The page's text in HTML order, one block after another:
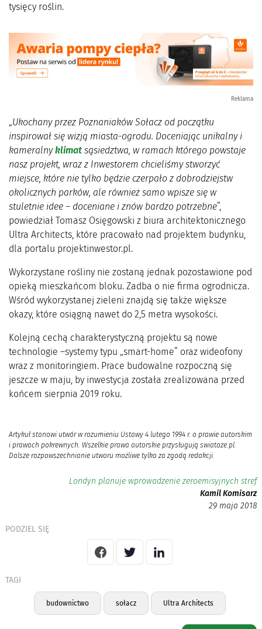
tysięcy roślin.
Reklama
„Ukochany przez Poznaniaków Sołacz od początku
inspirował się wizją miasta-ogrodu. Doceniając unikalny i
kameralnyklimat sąsiedztwa, w ramach którego powstaje
nasz projekt, wraz z Inwestorem chcieliśmy stworzyć
miejsce, które nie tylko będzie czerpało z dobrodziejstw
okolicznych parków, ale również samo wpisze się w
stuletnie idee – doceniane i znów bardzo potrzebne”,
powiedział Tomasz Osięgowski z biura architektonicznego
Ultra Architects, które pracowało nad projektem budynku,
dla portalu projektinwestor.pl.
Wykorzystane rośliny nie zostaną jednak pozostawione pod
opieką mieszkańcom bloku. Zadba o nie firma ogrodnicza.
Wśród wykorzystanej zieleni znajdą się także większe
okazy, które osiągną nawet do 2,5 metra wysokości.
Kolejną cechą charakterystyczną projektu są nowe
technologie –systemy typu „smart-home” oraz wideofony
wraz z monitoringiem. Prace budowalne rozpoczną się
jeszcze w maju, by inwestycja została zrealizowana przed
końcem sierpnia 2019 roku.
Artykuł stanowi utwór w rozumieniu Ustawy 4 lutego 1994 r. o prawie autorskim
i prawach pokrewnych. Wszelkie prawa autorskie przysługują swiatoze.pl.
Dalsze rozpowszechnianie utworu możliwe tylko za zgodą redakcji.
Londyn planuje wprowadzenie zeroemisyjnych stref
Kamil Komisarz
29 maja 2018
PODZIEL SIĘ
TAGI
budownictwo sołacz Ultra Architects